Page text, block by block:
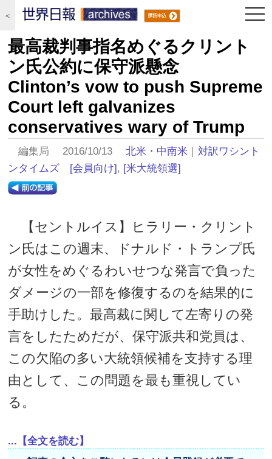
＜
最高裁判事指名めぐるクリント
ン氏公約に保守派懸念
Clinton’s vow to push Supreme
Court left galvanizes
conservatives wary of Trump
編集局 2016/10/13北米・中南米 ｜対訳ワシント
ンタイムズ
[会員向け], [米大統領選]
【セントルイス】ヒラリー・クリント
ン氏はこの週末、ドナルド・トランプ氏
が女性をめぐるわいせつな発言で負った
ダメージの一部を修復するのを結果的に
手助けした。最高裁に関して左寄りの発
言をしたためだが、保守派共和党員は、
この欠陥の多い大統領候補を支持する理
由として、この問題を最も重視してい
る。
...【全文を読む】